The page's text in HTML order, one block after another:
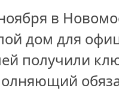
в
дом для
получили